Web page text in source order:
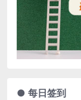
● 每日签到